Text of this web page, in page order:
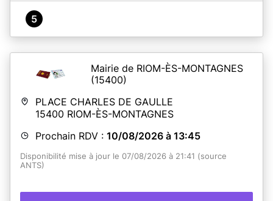
5
Mairie de RIOM-ÈS-MONTAGNES
(15400)
PLACE CHARLES DE GAULLE
15400 RIOM-ÈS-MONTAGNES
Prochain RDV : 10/08/2026 à 13:45
Disponibilité mise à jour le 07/08/2026 à 21:41 (source
ANTS)